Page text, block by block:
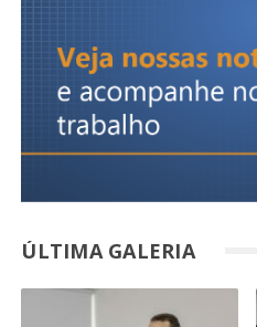
ÚLTIMA GALERIA